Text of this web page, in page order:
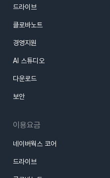
드라이브
클로바노트
경영지원
AI 스튜디오
다운로드
보안
이용요금
네이버웍스 코어
드라이브